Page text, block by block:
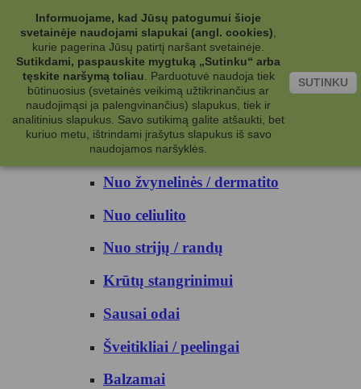
Kategorijos
Kosmetika
Kūno priežiūrai
Nuo prakaito
Kūno prausikliai
Nuo žvynelinės / dermatito
Nuo celiulito
Nuo strijų / randų
Krūtų stangrinimui
Sausai odai
Šveitikliai / peelingai
Balzamai
Informuojame, kad Jūsų patogumui šioje
svetainėje naudojami slapukai (angl. cookies)
kurie pagerina Jūsų patirtį naršant svetainėje.
Sutikdami, paspauskite mygtuką „Sutinku“ arba
tęskite naršymą toliau
Parduotuvė naudoja tiek
būtinuosius (svetainės veikimą užtikrinančius ar
naudojimąsi ja palengvinančius) slapukus, tiek ir
analitinius slapukus. Savo sutikimą galite atšaukti, bet
kuriuo metu, ištrindami įrašytus slapukus iš savo
naudojamos naršyklės.
SUTINKU